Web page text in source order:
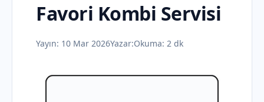
Favori Kombi Servisi
Yayın: 10 Mar 2026Yazar:Okuma: 2 dk